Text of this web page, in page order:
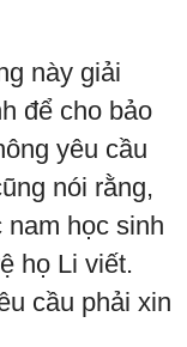
này giải
để cho bảo
yêu cầu
nói rằng,
nam học sinh
họ Li viết.
cầu phải xin